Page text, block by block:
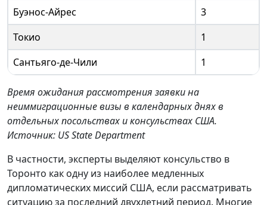
Буэнос-Айрес
3
Токио
1
Сантьяго-де-Чили
1
Время ожидания рассмотрения заявки на
неиммиграционные визы в календарных днях в
отдельных посольствах и консульствах США.
Источник: US State Department
В частности, эксперты выделяют консульство в
Торонто как одну из наиболее медленных
дипломатических миссий США, если рассматривать
ситуацию за последний двухлетний период. Многие